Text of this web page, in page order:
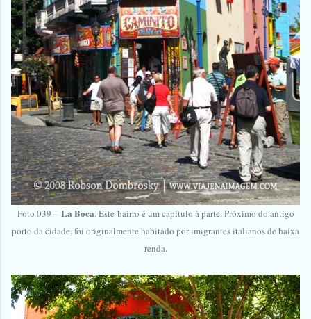
Foto 039 – La Boca. Este bairro é um capítulo à parte. Próximo do antigo
porto da cidade, foi originalmente habitado por imigrantes italianos de baixa
renda.